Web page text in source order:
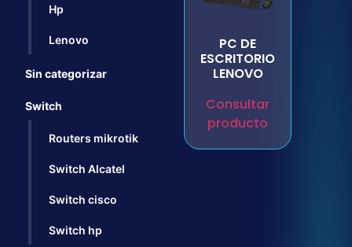
Hp
Lenovo
Sin categorizar
Switch
Routers mikrotik
Switch Alcatel
Switch cisco
Switch hp
PC DE
ESCRITORIO
LENOVO
Consultar
producto